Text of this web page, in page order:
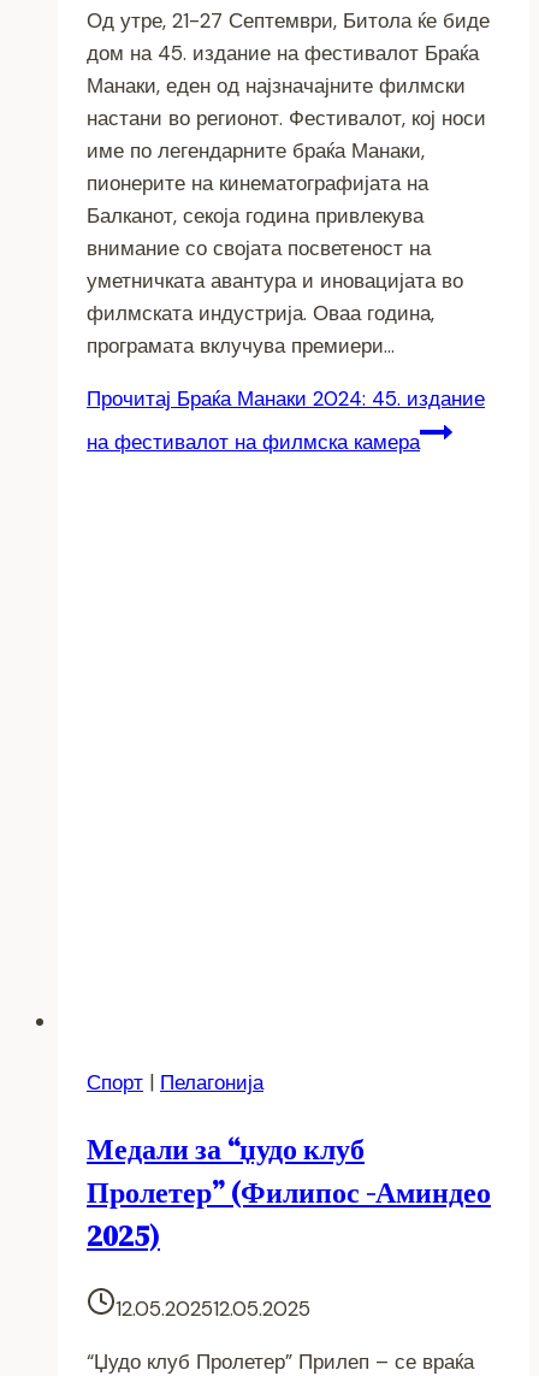
Од утре, 21-27 Септември, Битола ќе биде
дом на 45. издание на фестивалот Браќа
Манаки, еден од најзначајните филмски
настани во регионот. Фестивалот, кој носи
име по легендарните браќа Манаки,
пионерите на кинематографијата на
Балканот, секоја година привлекува
внимание со својата посветеност на
уметничката авантура и иновацијата во
филмската индустрија. Оваа година,
програмата вклучува премиери…
Прочитај Браќа Манаки 2024: 45. издание
на фестивалот на филмска камера
Спорт | Пелагонија
Медали за “џудо клуб
Пролетер” (Филипос -Аминдео
2025)
12.05.202512.05.2025
“Џудо клуб Пролетер” Прилеп – се враќа